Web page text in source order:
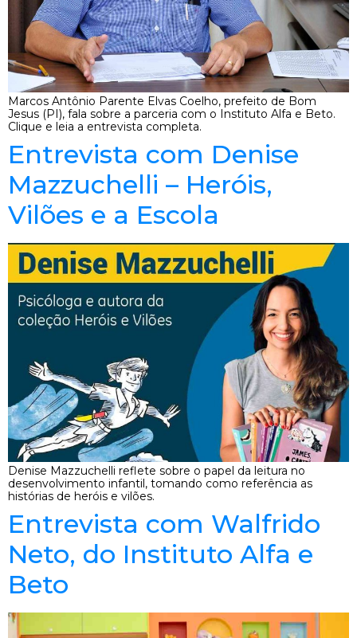
Marcos Antônio Parente Elvas Coelho, prefeito de Bom
Jesus (PI), fala sobre a parceria com o Instituto Alfa e Beto.
Clique e leia a entrevista completa.
Entrevista com Denise
Mazzuchelli – Heróis,
Vilões e a Escola
Denise Mazzuchelli reflete sobre o papel da leitura no
desenvolvimento infantil, tomando como referência as
histórias de heróis e vilões.
Entrevista com Walfrido
Neto, do Instituto Alfa e
Beto